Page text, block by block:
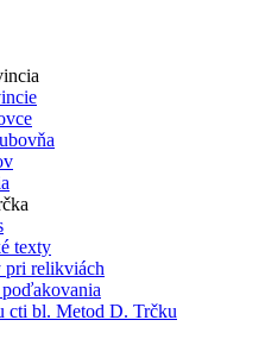
texty
relikviách
cti bl. Metod D. Trčku